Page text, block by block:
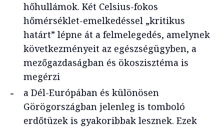
hőhullámok. Két Celsius-fokos
hőmérséklet-emelkedéssel „kritikus
határt” lépne át a felmelegedés, amelynek
következményeit az egészségügyben, a
mezőgazdaságban és ökoszisztéma is
megérzi
a Dél-Európában és különösen
Görögországban jelenleg is tomboló
erdőtüzek is gyakoribbak lesznek. Ezek